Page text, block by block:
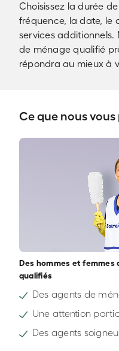
Choisissez la durée
fréquence, la date, le
services additionnels.
de ménage qualifié
répondra au mieux à
Ce que nous
Des hommes et femmes
qualifiés
Des agents de
Une attention
Des agents